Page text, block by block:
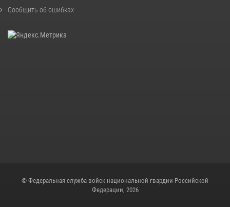
Сообщить об ошибках
© Федеральная служба войск национальной гвардии Российской
Федерации, 2026